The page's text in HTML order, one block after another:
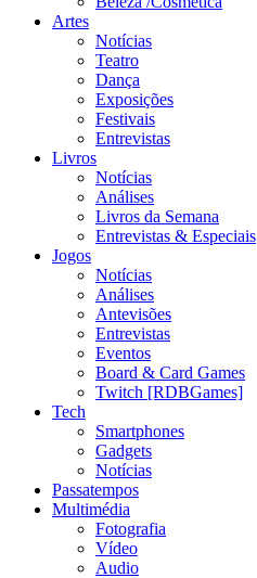
Artes
Notícias
Teatro
Dança
Exposições
Festivais
Entrevistas
Livros
Notícias
Análises
Livros da Semana
Entrevistas & Especiais
Jogos
Notícias
Análises
Antevisões
Entrevistas
Eventos
Board & Card Games
Twitch [RDBGames]
Tech
Smartphones
Gadgets
Notícias
Passatempos
Multimédia
Fotografia
Vídeo
Audio